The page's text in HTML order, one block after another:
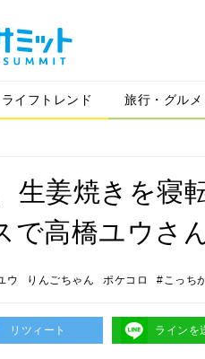
ライフトレンド 旅行・グルメ
生姜焼きを
で高橋ユウさ
ウ りんごちゃん ポケコロ #こっち
リツィート ラインを